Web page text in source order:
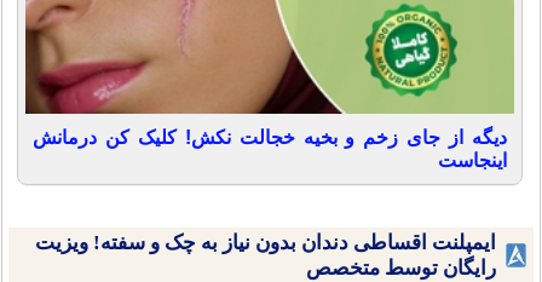
دیگه از جای زخم و بخیه خجالت نکش! کلیک کن درمانش
اینجاست
ایمپلنت اقساطی دندان بدون نیاز به چک و سفته! ویزیت
رایگان توسط متخصص